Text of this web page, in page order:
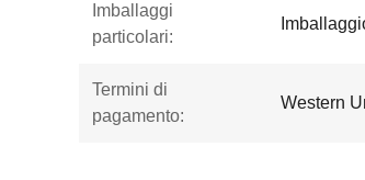
Imballaggi
particolari:
Termini di
pagamento:
Western